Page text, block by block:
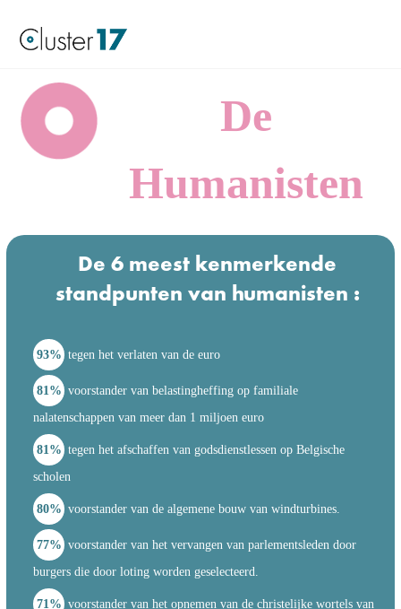
De
Humanisten
De 6 meest kenmerkende
standpunten van humanisten :
93% tegen het verlaten van de euro
81% voorstander van belastingheffing op familiale
nalatenschappen van meer dan 1 miljoen euro
81% tegen het afschaffen van godsdienstlessen op Belgische
scholen
80% voorstander van de algemene bouw van windturbines.
77% voorstander van het vervangen van parlementsleden door
burgers die door loting worden geselecteerd.
71% voorstander van het opnemen van de christelijke wortels van